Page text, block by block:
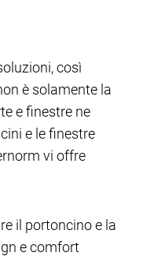
così
è solamente la
e finestre ne
e le finestre
vi offre
il portoncino e la
e comfort